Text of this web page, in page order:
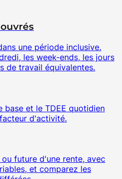
une période inclusive.
les week-ends, les jours
de travail équivalentes.
base et le TDEE quotidien
d'activité.
future d'une rente, avec
et comparez les